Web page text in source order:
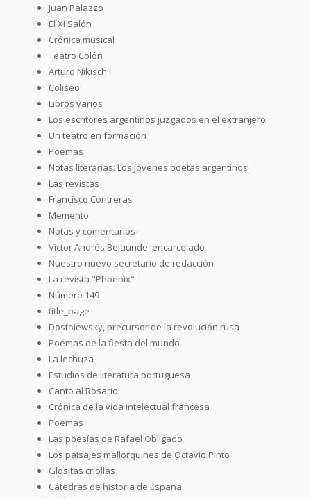
Juan Palazzo
El XI Salón
Crónica musical
Teatro Colón
Arturo Nikisch
Coliseo
Libros varios
Los escritores argentinos juzgados en el extranjero
Un teatro en formación
Poemas
Notas literarias: Los jóvenes poetas argentinos
Las revistas
Francisco Contreras
Memento
Notas y comentarios
Víctor Andrés Belaunde, encarcelado
Nuestro nuevo secretario de redacción
La revista "Phoenix"
Número 149
title_page
Dostoiewsky, precursor de la revolución rusa
Poemas de la fiesta del mundo
La lechuza
Estudios de literatura portuguesa
Canto al Rosario
Crónica de la vida intelectual francesa
Poemas
Las poesías de Rafael Obligado
Los paisajes mallorquines de Octavio Pinto
Glositas criollas
Cátedras de historia de España